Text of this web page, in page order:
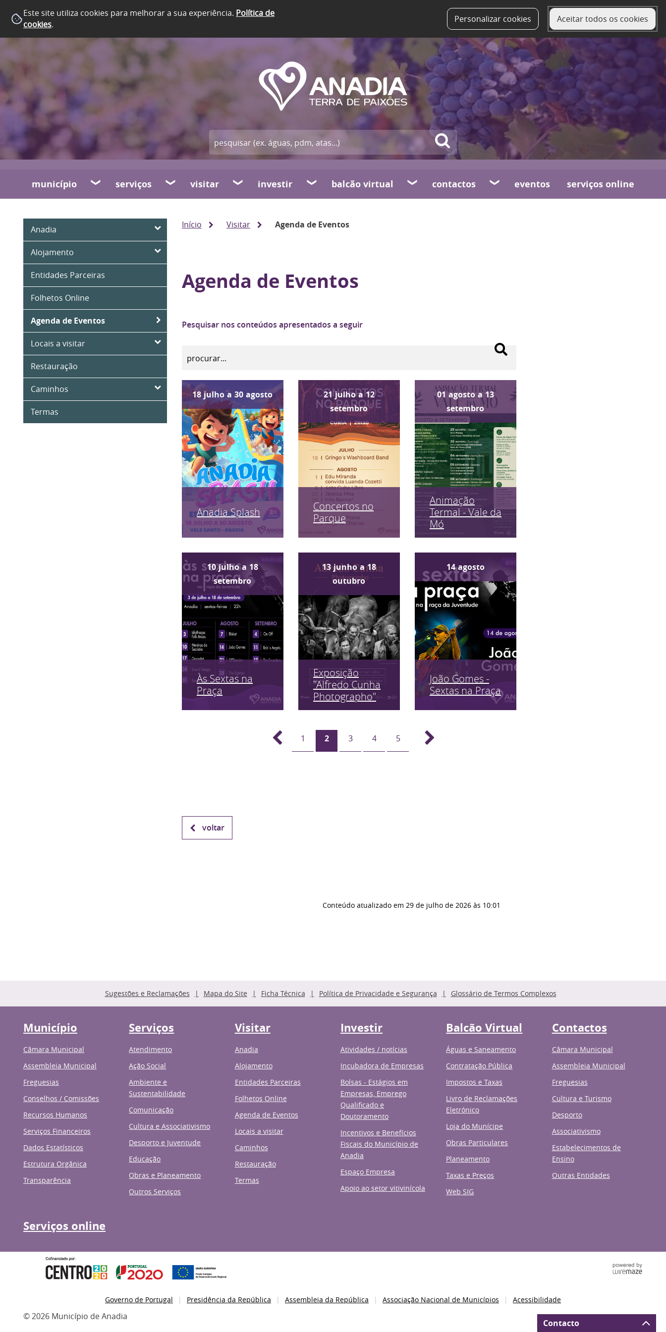
Este site utiliza cookies para melhorar a sua experiência. Política de
cookies. Personalizar cookies Aceitar todos os cookies
município serviços visitar investir balcão virtual contactos eventos serviços online
Anadia
Alojamento
Entidades Parceiras
Folhetos Online
Agenda de Eventos
Locais a visitar
Restauração
Caminhos
Termas
Início Visitar Agenda de Eventos
Agenda de Eventos
Pesquisar nos conteúdos apresentados a seguir
18 julho a 30 agosto
Anadia Splash
21 julho a 12
setembro
Concertos no
Parque
01 agosto a 13
setembro
Animação
Termal - Vale da
Mó
10 julho a 18
setembro
Às Sextas na
Praça
13 junho a 18
outubro
Exposição
"Alfredo Cunha
Photographo"
14 agosto
João Gomes -
Sextas na Praça
1 2 3 4 5
voltar
Conteúdo atualizado em 29 de julho de 2026 às 10:01
Sugestões e Reclamações Mapa do Site Ficha Técnica Política de Privacidade e Segurança Glossário de Termos Complexos
Município
Câmara Municipal
Assembleia Municipal
Freguesias
Conselhos / Comissões
Recursos Humanos
Serviços Financeiros
Dados Estatísticos
Estrutura Orgânica
Transparência
Serviços
Atendimento
Ação Social
Ambiente e
Sustentabilidade
Comunicação
Cultura e Associativismo
Desporto e Juventude
Educação
Obras e Planeamento
Outros Serviços
Visitar
Anadia
Alojamento
Entidades Parceiras
Folhetos Online
Agenda de Eventos
Locais a visitar
Caminhos
Restauração
Termas
Investir
Atividades / notícias
Incubadora de Empresas
Bolsas - Estágios em
Empresas, Emprego
Qualificado e
Doutoramento
Incentivos e Benefícios
Fiscais do Município de
Anadia
Espaço Empresa
Apoio ao setor vitivinícola
Balcão Virtual
Águas e Saneamento
Contratação Pública
Impostos e Taxas
Livro de Reclamações
Eletrónico
Loja do Munícipe
Obras Particulares
Planeamento
Taxas e Preços
Web SIG
Contactos
Câmara Municipal
Assembleia Municipal
Freguesias
Cultura e Turismo
Desporto
Associativismo
Estabelecimentos de
Ensino
Outras Entidades
Serviços online
Governo de Portugal Presidência da República Assembleia da República Associação Nacional de Municípios Acessibilidade
© 2026 Município de Anadia
Contacto